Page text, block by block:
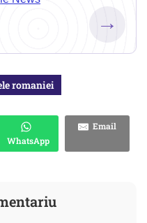
→
romaniei
WhatsApp
Email